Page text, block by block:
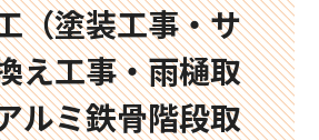
（塗装工事・サ
え工事・雨樋取
ルミ鉄骨階段取